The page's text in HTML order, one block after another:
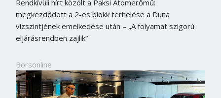
Rendkívüli hírt közölt a Paksi Atomerőmű:
megkezdődött a 2-es blokk terhelése a Duna
vízszintjének emelkedése után – „A folyamat szigorú
eljárásrendben zajlik”
Borsonline